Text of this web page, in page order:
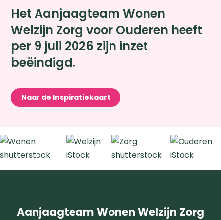
Het Aanjaagteam Wonen
Welzijn Zorg voor Ouderen heeft
per 9 juli 2026 zijn inzet
beëindigd.
Naar de Inspiratiekaart
Aanjaagteam Wonen Welzijn Zorg